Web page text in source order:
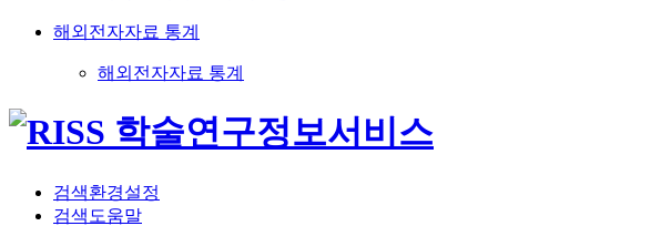
해외전자자료 통계
해외전자자료 통계
검색환경설정
검색도움말